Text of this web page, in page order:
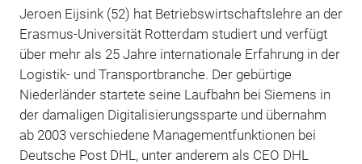
Jeroen Eijsink (52) hat Betriebswirtschaftslehre an der
Erasmus-Universität Rotterdam studiert und verfügt
über mehr als 25 Jahre internationale Erfahrung in der
Logistik- und Transportbranche. Der gebürtige
Niederländer startete seine Laufbahn bei Siemens in
der damaligen Digitalisierungssparte und übernahm
ab 2003 verschiedene Managementfunktionen bei
Deutsche Post DHL, unter anderem als CEO DHL